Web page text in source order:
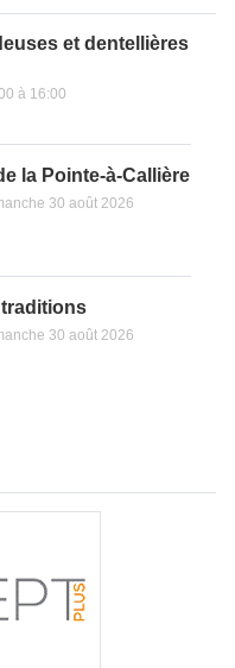
et dentellières
à 16:00
la Pointe-à-Callière
30 août 2026
traditions
30 août 2026